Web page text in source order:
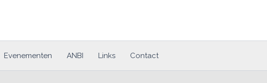
Evenementen ANBI Links Contact